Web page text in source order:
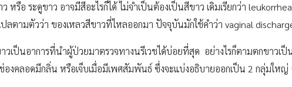
หรือ ระดูขาว อาจมีสีอะไรก็ได้ ไม่จำเป็นต้องเป็นสีขาว เดิมเรียกว่า
ลตามตัวว่า ของเหลวสีขาวที่ไหลออกมา ปัจจุบันมักใช้คำว่า vaginal
วเป็นอาการที่นำผู้ป่วยมาตรวจทางนรีเวชได้บ่อยที่สุด อย่างไรก็ตามตกขาวเ
องคลอดมีกลิ่น หรือเจ็บเมื่อมีเพศสัมพันธ์ ซึ่งจะแบ่งอธิบายออกเป็น 2 กลุ่มใหญ่